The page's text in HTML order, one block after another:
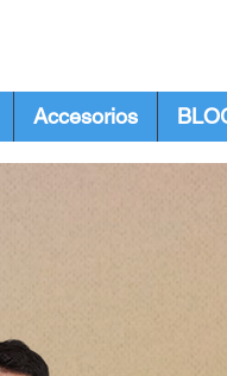
Accesorios